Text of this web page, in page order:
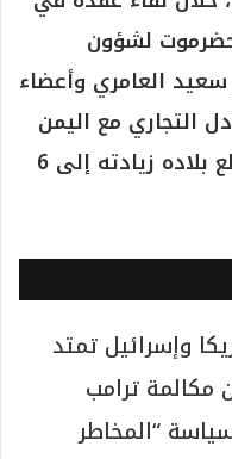
لشؤون
سعيد العامري وأعضاء
التجاري مع اليمن
يبلغ سنوياً 3 مليار دولار وتتطلع بلاده زيادته إلى 6
وإسرائيل تمتد
مكالمة ترامب
“المخاطر